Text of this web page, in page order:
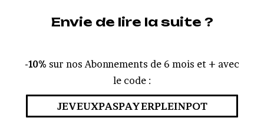
Envie de lire la suite ?
-10% sur nos Abonnements de 6 mois et + avec
le code :
JEVEUXPASPAYERPLEINPOT